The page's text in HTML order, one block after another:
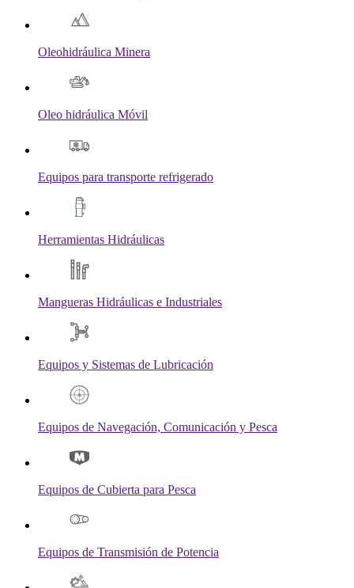
Oleohidráulica Minera
Oleo hidráulica Móvil
Equipos para transporte refrigerado
Herramientas Hidráulicas
Mangueras Hidráulicas e Industriales
Equipos y Sistemas de Lubricación
Equipos de Navegación, Comunicación y Pesca
Equipos de Cubierta para Pesca
Equipos de Transmisión de Potencia